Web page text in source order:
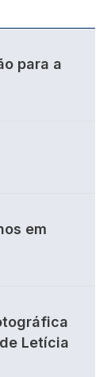
para a
em
Letícia